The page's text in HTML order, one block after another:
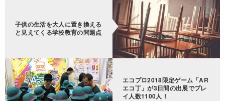
子供の生活を大人に置き換える
と見えてくる学校教育の問題点
エコプロ2018限定ゲーム「AR
エコ丁」が3日間の出展でプレ
イ人数1100人！